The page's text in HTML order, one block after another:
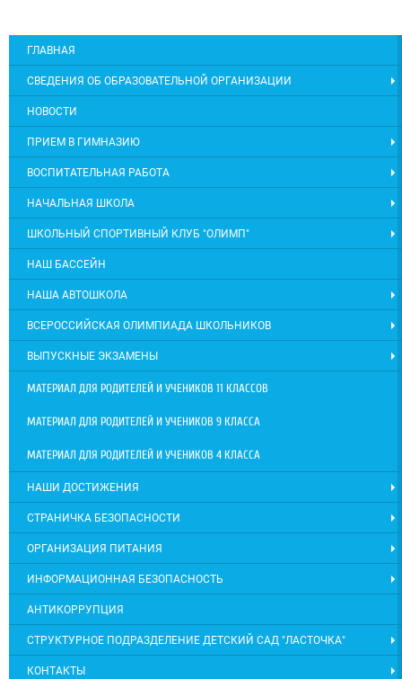
ГЛАВНАЯ
СВЕДЕНИЯ ОБ ОБРАЗОВАТЕЛЬНОЙ ОРГАНИЗАЦИИ
НОВОСТИ
ПРИЕМ В ГИМНАЗИЮ
ВОСПИТАТЕЛЬНАЯ РАБОТА
НАЧАЛЬНАЯ ШКОЛА
ШКОЛЬНЫЙ СПОРТИВНЫЙ КЛУБ "ОЛИМП"
НАШ БАССЕЙН
НАША АВТОШКОЛА
ВСЕРОССИЙСКАЯ ОЛИМПИАДА ШКОЛЬНИКОВ
ВЫПУСКНЫЕ ЭКЗАМЕНЫ
МАТЕРИАЛ ДЛЯ РОДИТЕЛЕЙ И УЧЕНИКОВ 11 КЛАССОВ
МАТЕРИАЛ ДЛЯ РОДИТЕЛЕЙ И УЧЕНИКОВ 9 КЛАССА
МАТЕРИАЛ ДЛЯ РОДИТЕЛЕЙ И УЧЕНИКОВ 4 КЛАССА
НАШИ ДОСТИЖЕНИЯ
СТРАНИЧКА БЕЗОПАСНОСТИ
ОРГАНИЗАЦИЯ ПИТАНИЯ
ИНФОРМАЦИОННАЯ БЕЗОПАСНОСТЬ
АНТИКОРРУПЦИЯ
СТРУКТУРНОЕ ПОДРАЗДЕЛЕНИЕ ДЕТСКИЙ САД "ЛАСТОЧКА"
КОНТАКТЫ